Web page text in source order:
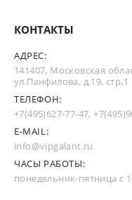
КОНТАКТЫ
АДРЕС:
141407, Московская
ул.Панфилова, д.19, стр.1
ТЕЛЕФОН:
+7(495)627-77-47,
E-MAIL:
info@vipgalant.ru
ЧАСЫ РАБОТЫ:
понедельник-пятница с